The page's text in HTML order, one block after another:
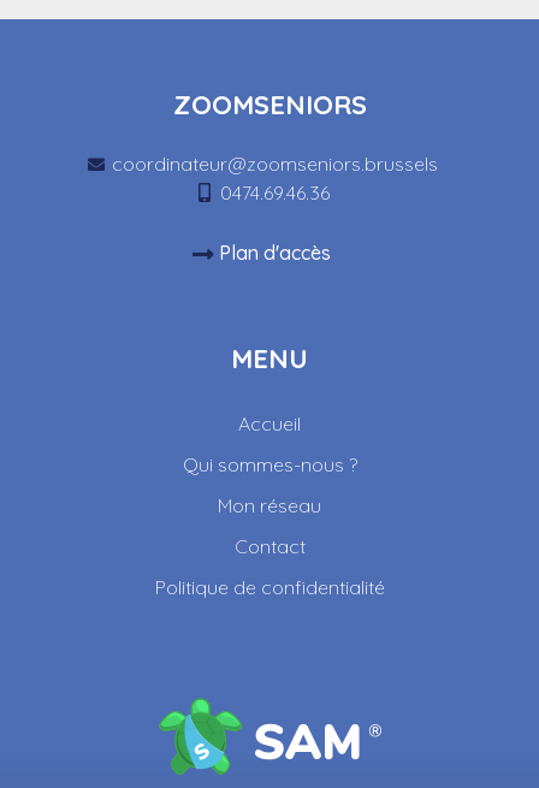
ZOOMSENIORS
coordinateur@zoomseniors.brussels
0474.69.46.36
Plan d'accès
MENU
Accueil
Qui sommes-nous ?
Mon réseau
Contact
Politique de confidentialité